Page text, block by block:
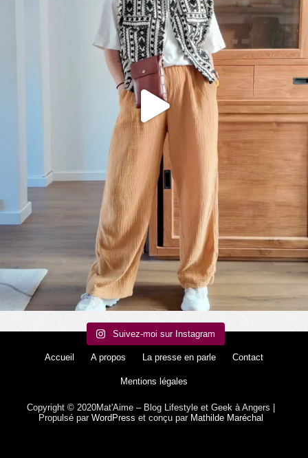
Suivez-moi sur Instagram
Accueil A propos La presse en parle Contact
Mentions légales
Copyright © 2020Mat'Aime – Blog Lifestyle et Geek à Angers |
Propulsé par WordPress et conçu par Mathilde Maréchal